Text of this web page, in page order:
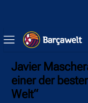
Javier
einer der
Welt“